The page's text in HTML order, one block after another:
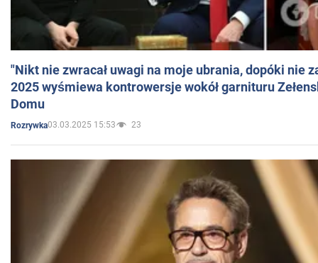
"Nikt nie zwracał uwagi na moje ubrania, dopóki nie
2025 wyśmiewa kontrowersje wokół garnituru
Domu
Rozrywka03.03.2025 15:53 23